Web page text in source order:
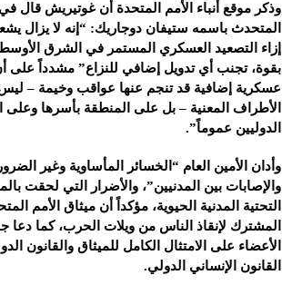
وذكر موقع أنباء الأمم المتحدة أن غوتيريش قال في
المتحدث باسمه ستيفان دوجاريك: “إنه لا يزال
إزاء التصعيد العسكري المستمر في الشرق
بقوة، تجنب أي تدويل إضافي للنزاع” مشدداً على
عسكرية إضافية قد تنجم عنها عواقب وخيمة –
الأطراف المعنية – بل على المنطقة بأسرها وعلى
الدوليين عموماً”.
وأدان الأمين العام “الخسائر المأساوية وغير
والإصابات بين المدنيين”، والأضرار التي لحقت
التحتية المدنية الحيوية، مؤكداً أن ميثاق الأمم
المشترك لإنقاذ الناس من ويلات الحرب، كما دعا
الأعضاء على الامتثال الكامل للميثاق والقانون
القانون الإنساني الدولي.